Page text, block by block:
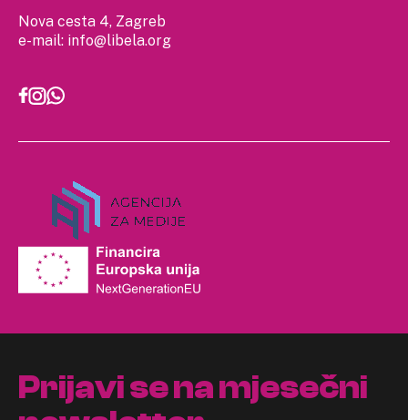
Nova cesta 4, Zagreb
e-mail: info@libela.org
Prijavi se na mjesečni